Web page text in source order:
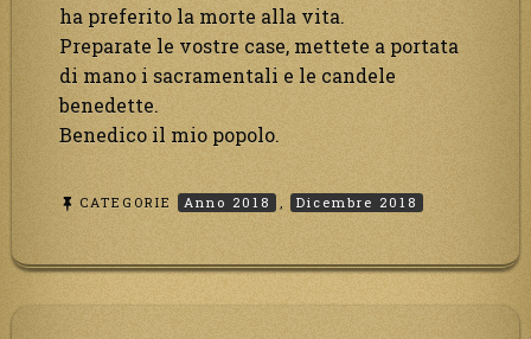
ha preferito la morte alla vita.
Preparate le vostre case, mettete a portata
di mano i sacramentali e le candele
benedette.
Benedico il mio popolo.
CATEGORIE Anno 2018 , Dicembre 2018